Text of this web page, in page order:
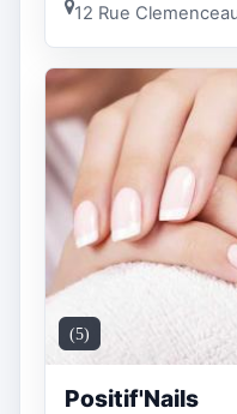
12 Rue
(5)
Positif'Nails